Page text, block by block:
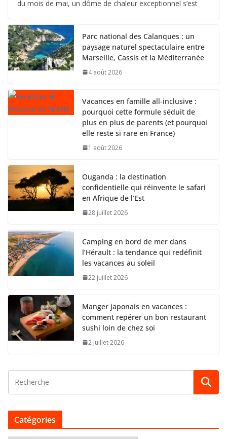
du mois de mai, un dôme de chaleur exceptionnel s’est
Parc national des Calanques : un
paysage naturel spectaculaire entre
Marseille, Cassis et la Méditerranée
4 août 2026
Vacances en famille all-inclusive :
pourquoi cette formule séduit de
plus en plus de parents (et pourquoi
elle reste si rare en France)
1 août 2026
Ouganda : la destination
confidentielle qui réinvente le safari
en Afrique de l’Est
28 juillet 2026
Camping en bord de mer dans
l’Hérault : la tendance qui redéfinit
les vacances au soleil
22 juillet 2026
Manger japonais en vacances :
comment repérer un bon restaurant
sushi loin de chez soi
2 juillet 2026
Catégories